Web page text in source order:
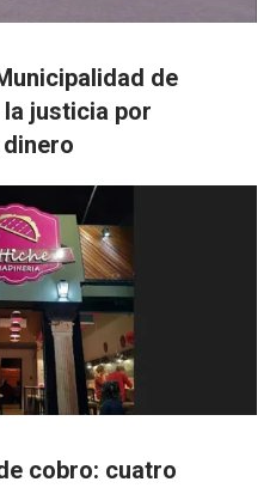
de
la justicia por
cobro: cuatro